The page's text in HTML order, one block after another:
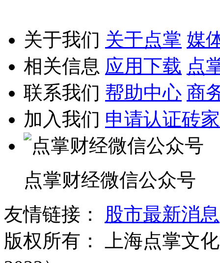
关于我们 关于点掌 媒
相关信息 应用下载 点
联系我们 帮助中心 商
加入我们 申请认证砖家
点掌财经微信公众号
友情链接：
股市最新消息
版权所有：
上海点掌文